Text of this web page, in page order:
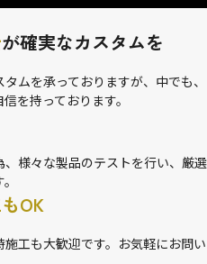
が確実なカスタムを
ムを承っておりますが、中でも、
を持っております。
様々な製品のテストを行い、厳選
OK
工も大歓迎です。お気軽にお問い